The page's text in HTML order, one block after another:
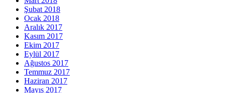
Şubat 2018
Ocak 2018
Aralık 2017
Kasım 2017
Ekim 2017
Eylül 2017
Ağustos 2017
Temmuz 2017
Haziran 2017
Mayıs 2017